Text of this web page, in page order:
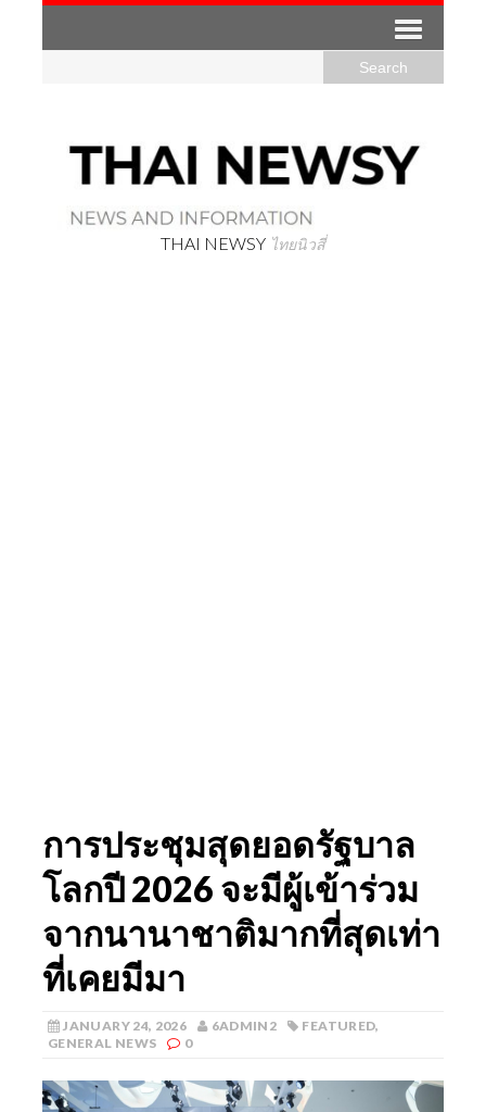
THAI NEWSY ไทยนิวสี่
การประชุมสุดยอดรัฐบาล
โลกปี 2026 จะมีผู้เข้าร่วม
จากนานาชาติมากที่สุดเท่า
ที่เคยมีมา
JANUARY 24, 2026 6ADMIN2 FEATURED,
GENERAL NEWS
0